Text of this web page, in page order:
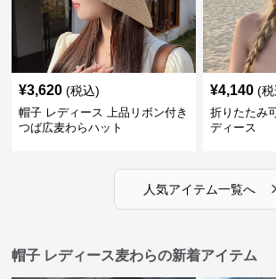
¥3,620 (税込)
帽子 レディース 上品リボン付き
つば広麦わらハット
¥4,140 (
折りたたみ
ディース
人気アイテム一覧へ ›
帽子 レディース麦わらの新着アイテム